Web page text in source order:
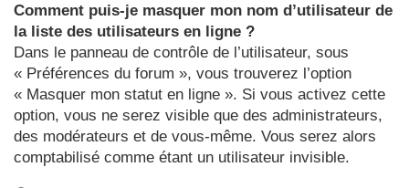
Comment puis-je masquer mon nom d’utilisateur de
la liste des utilisateurs en ligne ?
Dans le panneau de contrôle de l’utilisateur, sous
« Préférences du forum », vous trouverez l’option
« Masquer mon statut en ligne ». Si vous activez cette
option, vous ne serez visible que des administrateurs,
des modérateurs et de vous-même. Vous serez alors
comptabilisé comme étant un utilisateur invisible.